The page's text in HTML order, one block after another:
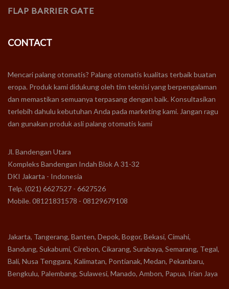
FLAP BARRIER GATE
CONTACT
Mencari palang otomatis? Palang otomatis kualitas terbaik buatan
eropa. Produk kami didukung oleh tim teknisi yang berpengalaman
dan memastikan semuanya terpasang dengan baik. Konsultasikan
terlebih dahulu kebutuhan Anda pada marketing kami. Jangan ragu
dan gunakan produk asli palang otomatis kami
Jl. Bandengan Utara
Kompleks Bandengan Indah Blok A 31-32
DKI Jakarta - Indonesia
Telp. (021) 6627527 - 6627526
Mobile. 08121831578 - 08129679108
Jakarta, Tangerang, Banten, Depok, Bogor, Bekasi, Cimahi,
Bandung, Sukabumi, Cirebon, Cikarang, Surabaya, Semarang, Tegal,
Bali, Nusa Tenggara, Kalimatan, Pontianak, Medan, Pekanbaru,
Bengkulu, Palembang, Sulawesi, Manado, Ambon, Papua, Irian Jaya